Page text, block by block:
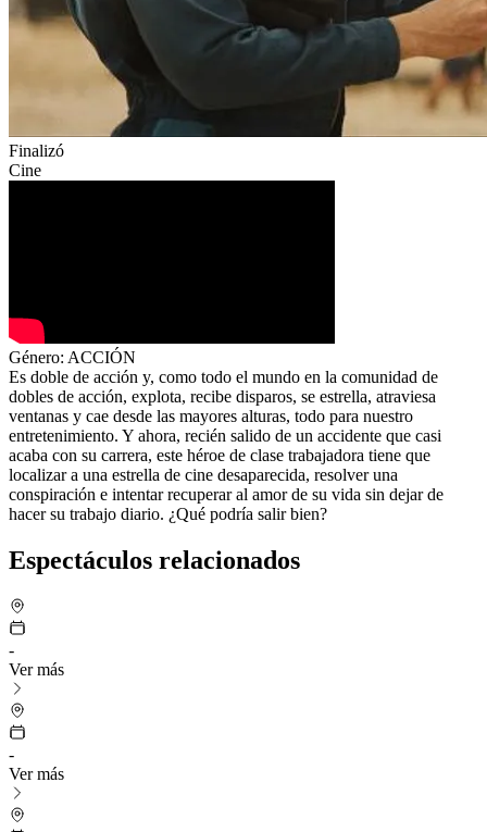
Finalizó
Cine
Género: ACCIÓN
Es doble de acción y, como todo el mundo en la comunidad de
dobles de acción, explota, recibe disparos, se estrella, atraviesa
ventanas y cae desde las mayores alturas, todo para nuestro
entretenimiento. Y ahora, recién salido de un accidente que casi
acaba con su carrera, este héroe de clase trabajadora tiene que
localizar a una estrella de cine desaparecida, resolver una
conspiración e intentar recuperar al amor de su vida sin dejar de
hacer su trabajo diario. ¿Qué podría salir bien?
Espectáculos relacionados
-
Ver más
-
Ver más